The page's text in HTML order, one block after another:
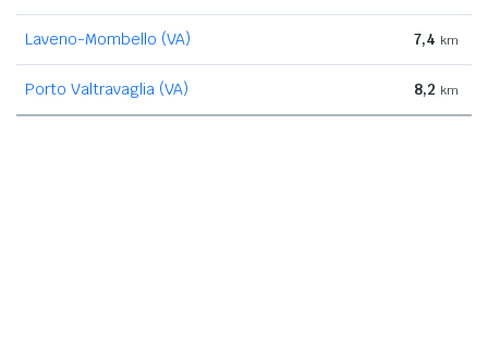
Laveno-Mombello (VA) 7,4 km
Porto Valtravaglia (VA) 8,2 km